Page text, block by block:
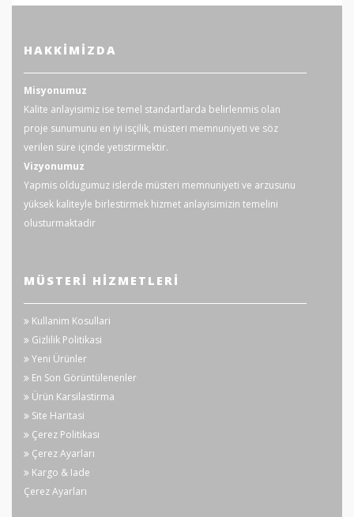
HAKKIMIZDA
Misyonumuz
Kalite anlayisimiz ise temel standartlarda belirlenmis olan
proje sunumunu en iyi isçilik, müsteri memnuniyeti ve söz
verilen süre içinde yetistirmektir.
Vizyonumuz
Yapmis oldugumuz islerde müsteri memnuniyeti ve arzusunu
yüksek kaliteyle birlestirmek hizmet anlayisimizin temelini
olusturmaktadir
MÜSTERI HIZMETLERI
Kullanim Kosullari
Gizlilik Politikasi
Yeni Ürünler
En Son Görüntülenenler
Ürün Karsilastirma
Site Haritasi
Çerez Politikası
Çerez Ayarları
Kargo & Iade
Çerez Ayarları